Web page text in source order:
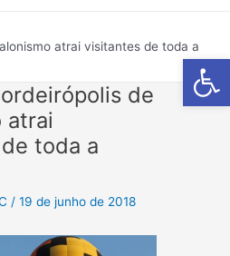
Barra de
atrai visitantes de toda a
de
atrai
toda a
/19 de junho de 2018